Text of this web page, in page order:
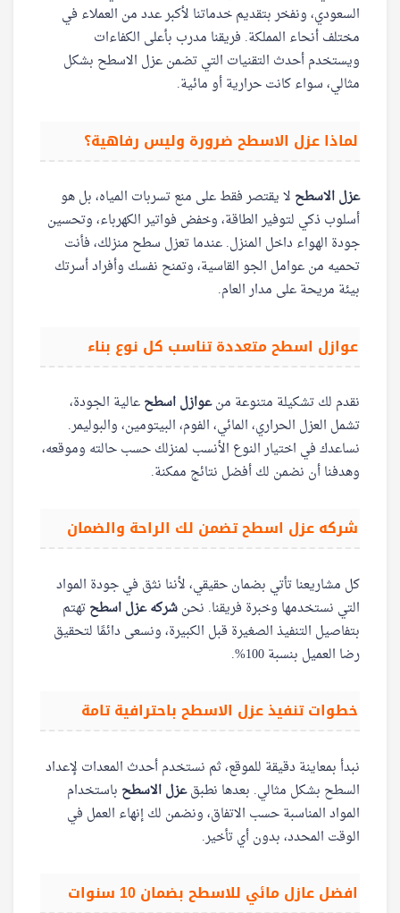
السعودي، ونفخر بتقديم خدماتنا لأكبر عدد من العملاء في
مختلف أنحاء المملكة. فريقنا مدرب بأعلى الكفاءات
ويستخدم أحدث التقنيات التي تضمن عزل الاسطح بشكل
مثالي، سواء كانت حرارية أو مائية.
لماذا عزل الاسطح ضرورة وليس رفاهية؟
عزل الاسطح لا يقتصر فقط على منع تسربات المياه، بل هو
أسلوب ذكي لتوفير الطاقة، وخفض فواتير الكهرباء، وتحسين
جودة الهواء داخل المنزل. عندما تعزل سطح منزلك، فأنت
تحميه من عوامل الجو القاسية، وتمنح نفسك وأفراد أسرتك
بيئة مريحة على مدار العام.
عوازل اسطح متعددة تناسب كل نوع بناء
نقدم لك تشكيلة متنوعة منعوازل اسطحعالية الجودة،
تشمل العزل الحراري، المائي، الفوم، البيتومين، والبوليمر.
نساعدك في اختيار النوع الأنسب لمنزلك حسب حالته وموقعه،
وهدفنا أن نضمن لك أفضل نتائج ممكنة.
شركه عزل اسطح تضمن لك الراحة والضمان
كل مشاريعنا تأتي بضمان حقيقي، لأننا نثق في جودة المواد
التي نستخدمها وخبرة فريقنا. نحنشركه عزل اسطحتهتم
بتفاصيل التنفيذ الصغيرة قبل الكبيرة، ونسعى دائمًا لتحقيق
رضا العميل بنسبة 100%.
خطوات تنفيذ عزل الاسطح باحترافية تامة
نبدأ بمعاينة دقيقة للموقع، ثم نستخدم أحدث المعدات لإعداد
السطح بشكل مثالي. بعدها نطبقعزل الاسطح باستخدام
المواد المناسبة حسب الاتفاق، ونضمن لك إنهاء العمل في
الوقت المحدد، بدون أي تأخير.
افضل عازل مائي للاسطح بضمان 10 سنوات